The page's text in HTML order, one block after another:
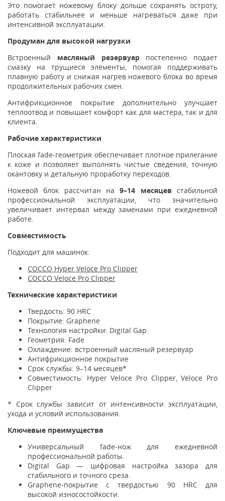
Это помогает ножевому блоку дольше сохранять остроту,
работать стабильнее и меньше нагреваться даже при
интенсивной эксплуатации.
Продуман для высокой нагрузки
Встроенный масляный резервуарпостепенно подает
смазку на трущиеся элементы, помогая поддерживать
плавную работу и снижая нагрев ножевого блока во время
продолжительных рабочих смен.
Антифрикционное покрытие дополнительно улучшает
теплоотвод и повышает комфорт как для мастера, так и для
клиента.
Рабочие характеристики
Плоская fade-геометрия обеспечивает плотное прилегание
к коже и позволяет выполнять чистые сведения, точную
окантовку и детальную проработку переходов.
Ножевой блок рассчитан на 9–14 месяцевстабильной
профессиональной эксплуатации, что значительно
увеличивает интервал между заменами при ежедневной
работе.
Совместимость
Подходит для машинок:
COCCO Hyper Veloce Pro Clipper
COCCO Veloce Pro Clipper
Технические характеристики
Твердость: 90 HRC
Покрытие: Graphene
Технология настройки: Digital Gap
Геометрия: Fade
Охлаждение: встроенный масляный резервуар
Антифрикционное покрытие
Срок службы: 9–14 месяцев*
Совместимость: Hyper Veloce Pro Clipper, Veloce Pro
Clipper
* Срок службы зависит от интенсивности эксплуатации,
ухода и условий использования.
Ключевые преимущества
Универсальный fade-нож для ежедневной
профессиональной работы.
Digital Gap — цифровая настройка зазора для
стабильного и точного среза.
Graphene-покрытие с твердостью 90 HRC для
высокой износостойкости.